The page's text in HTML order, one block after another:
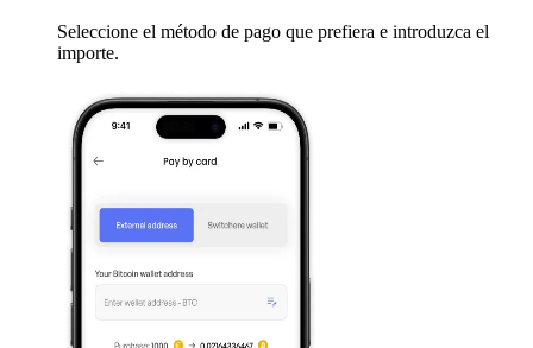
Seleccione el método de pago que prefiera e introduzca el
importe.